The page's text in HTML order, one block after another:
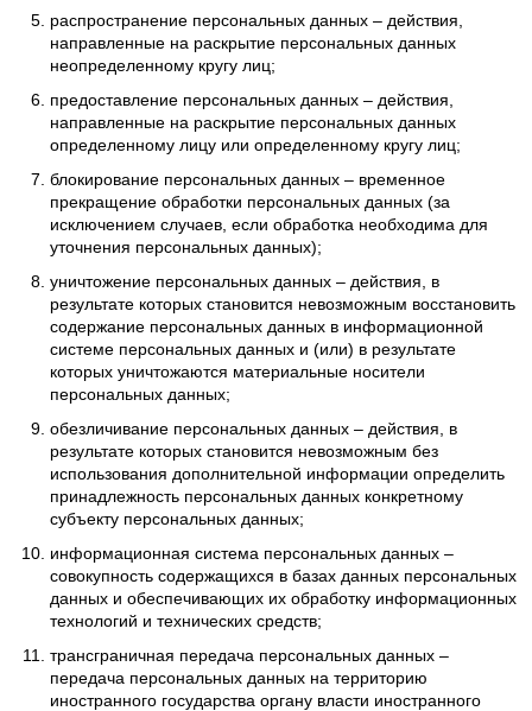
распространение персональных данных – действия,
направленные на раскрытие персональных данных
неопределенному кругу лиц;
предоставление персональных данных – действия,
направленные на раскрытие персональных данных
определенному лицу или определенному кругу лиц;
блокирование персональных данных – временное
прекращение обработки персональных данных (за
исключением случаев, если обработка необходима для
уточнения персональных данных);
уничтожение персональных данных – действия, в
результате которых становится невозможным восстановить
содержание персональных данных в информационной
системе персональных данных и (или) в результате
которых уничтожаются материальные носители
персональных данных;
обезличивание персональных данных – действия, в
результате которых становится невозможным без
использования дополнительной информации определить
принадлежность персональных данных конкретному
субъекту персональных данных;
информационная система персональных данных –
совокупность содержащихся в базах данных персональных
данных и обеспечивающих их обработку информационных
технологий и технических средств;
трансграничная передача персональных данных –
передача персональных данных на территорию
иностранного государства органу власти иностранного